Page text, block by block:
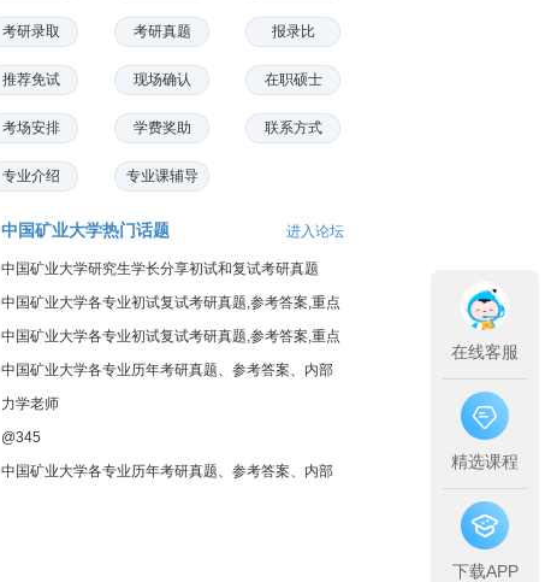
考研录取 考研真题 报录比
推荐免试 现场确认 在职硕士
考场安排 学费奖助 联系方式
专业介绍 专业课辅导
中国矿业大学热门话题 进入论坛
中国矿业大学研究生学长分享初试和复试考研真题
中国矿业大学各专业初试复试考研真题,参考答案,重点
范围
中国矿业大学各专业初试复试考研真题,参考答案,重点
范围
中国矿业大学各专业历年考研真题、参考答案、内部
笔记
力学老师
@345
中国矿业大学各专业历年考研真题、参考答案、内部
在线客服
精选课程
下载APP